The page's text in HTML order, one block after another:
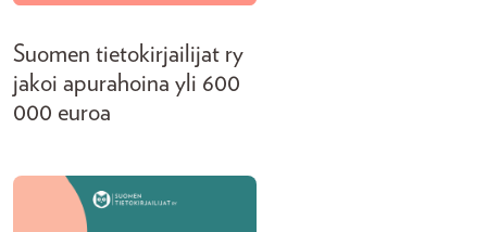
Suomen tietokirjailijat ry
jakoi apurahoina yli 600
000 euroa